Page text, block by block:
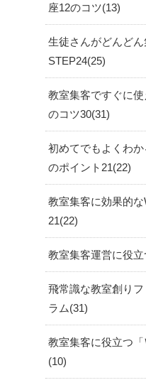
座12のコツ 13
生徒さんがどんど
STEP24 25
教室集客ですぐに
のコツ30 31
初めてでもよくわ
のポイント21 22
教室集客に効果的
21 22
教室集客運営に役
飛常識な教室創り
ラム 31
教室集客に役立つ
10